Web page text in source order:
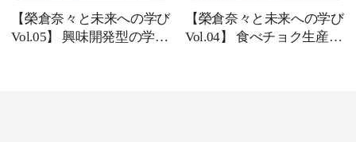
【榮倉奈々と未来への学び
Vol.05】 興味開発型の学び
【榮倉奈々と未来への学び
Vol.04】 食べチョク生産者